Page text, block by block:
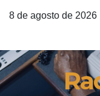
8 de agosto de 2026